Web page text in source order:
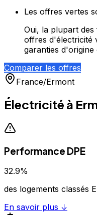
Les offres vertes
Oui, la plupart
offres d'électricité
garanties
Comparer les offres
France/Ermont
Électricité à
Performance DPE
32.9%
des logements classés
En savoir plus ↓